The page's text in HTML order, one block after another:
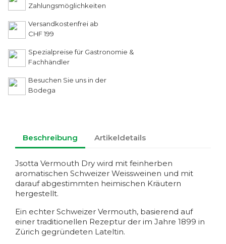
Zahlungsmöglichkeiten
Versandkostenfrei ab
CHF 199
Spezialpreise für Gastronomie &
Fachhändler
Besuchen Sie uns in der
Bodega
Beschreibung Artikeldetails
Jsotta Vermouth Dry wird mit feinherben
aromatischen Schweizer Weissweinen und mit
darauf abgestimmten heimischen Kräutern
hergestellt.
Ein echter Schweizer Vermouth, basierend auf
einer traditionellen Rezeptur der im Jahre 1899 in
Zürich gegründeten Lateltin.